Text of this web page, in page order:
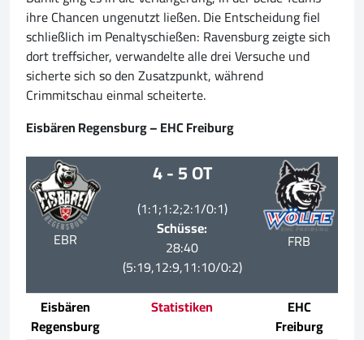
ihre Chancen ungenutzt ließen. Die Entscheidung fiel
schließlich im Penaltyschießen: Ravensburg zeigte sich
dort treffsicher, verwandelte alle drei Versuche und
sicherte sich so den Zusatzpunkt, während
Crimmitschau einmal scheiterte.
Eisbären Regensburg – EHC Freiburg
EBR
4 - 5 OT
(1:1;1:2;2:1/0:1)
Schüsse:
28:40
(5:19,12:9,11:10/0:2)
FRB
Eisbären
Regensburg
Statistiken
EHC
Freiburg